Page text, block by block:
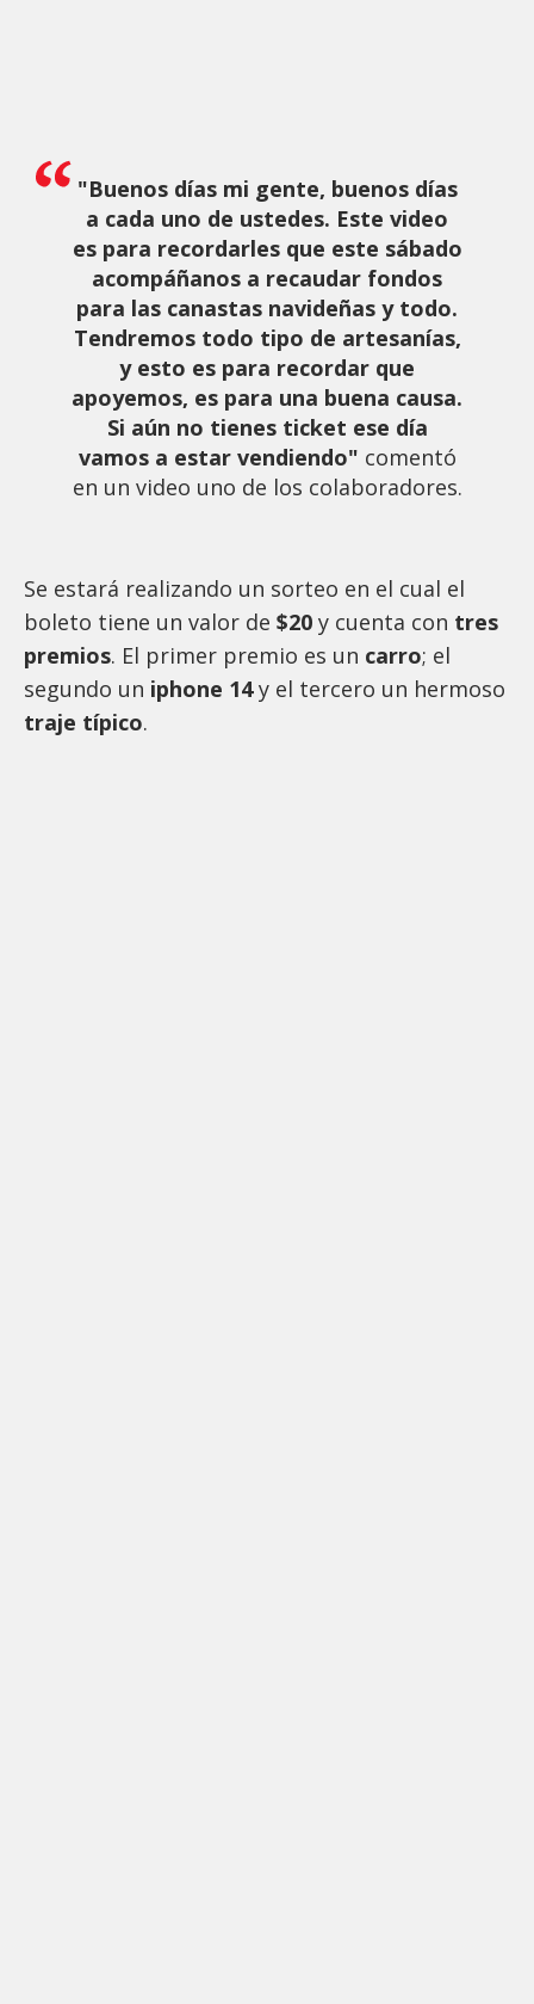
"Buenos días mi gente, buenos días
a cada uno de ustedes. Este video
es para recordarles que este sábado
acompáñanos a recaudar fondos
para las canastas navideñas y todo.
Tendremos todo tipo de artesanías,
y esto es para recordar que
apoyemos, es para una buena causa.
Si aún no tienes ticket ese día
vamos a estar vendiendo" comentó
en un video uno de los colaboradores.
Se estará realizando un sorteo en el cual el
boleto tiene un valor de $20 y cuenta con tres
premios. El primer premio es un carro; el
segundo un iphone 14y el tercero un hermoso
traje típico.